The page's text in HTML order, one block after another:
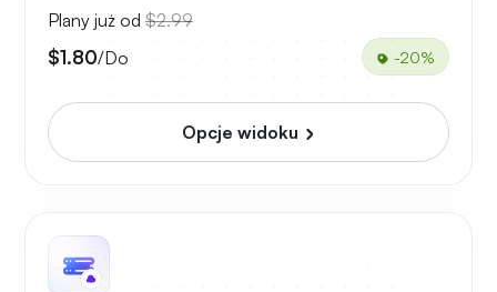
Plany już od $2.99
$1.80/Do -20%
Opcje widoku